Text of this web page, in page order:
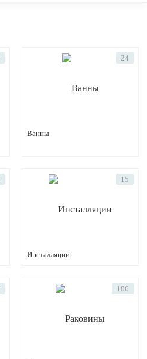
Ванны
24
Инсталляции
15
106